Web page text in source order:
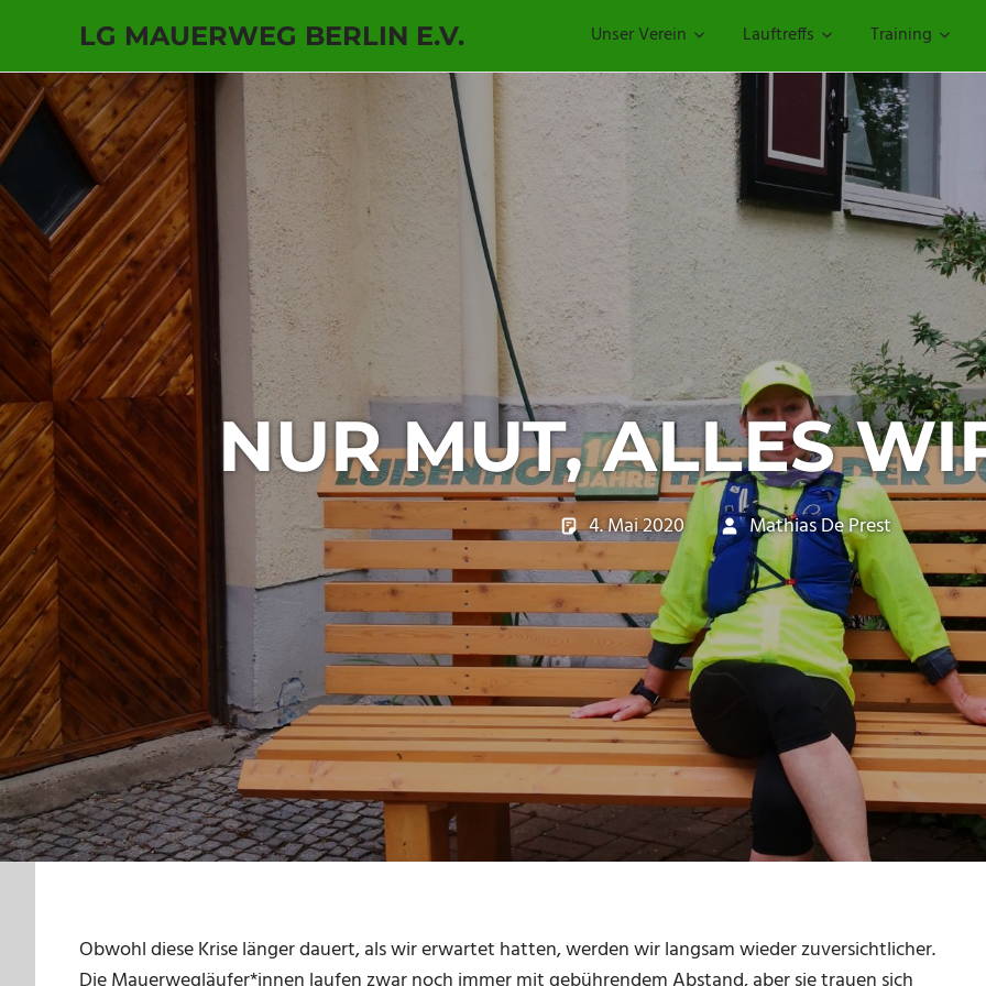
Zum
Inhalt
springen
LG MAUERWEG BERLIN E.V. Unser Verein Lauftreffs Training
NUR MUT, ALLES
4. Mai 2020 Mathias De Prest
Obwohl diese Krise länger dauert, als wir erwartet hatten, werden wir langsam wieder zuversichtlicher.